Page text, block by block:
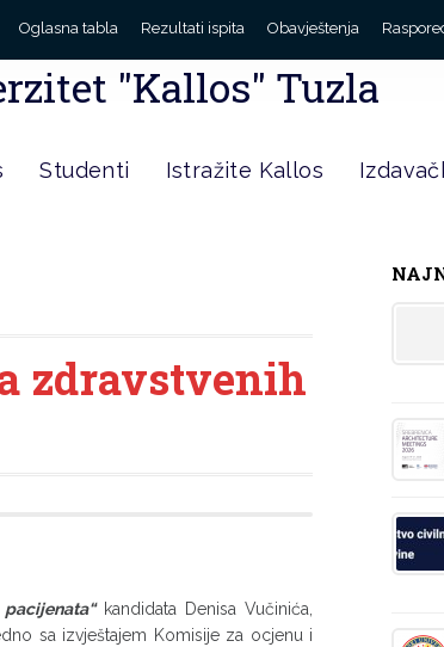
Oglasna tabla Rezultati ispita Obavještenja
"Kallos" Tuzla
Studenti Istražite Kallos
zdravstvenih
kandidata Denisa Vučinića,
sa izvještajem Komisije za ocjenu i